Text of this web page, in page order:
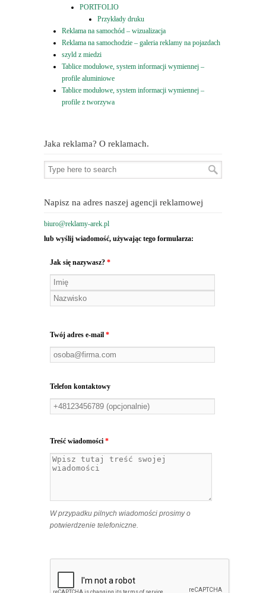
PORTFOLIO
Przykłady druku
Reklama na samochód – wizualizacja
Reklama na samochodzie – galeria reklamy na pojazdach
szyld z miedzi
Tablice modułowe, system informacji wymiennej –
profile aluminiowe
Tablice modułowe, system informacji wymiennej –
profile z tworzywa
Jaka reklama? O reklamach.
Napisz na adres naszej agencji reklamowej
biuro@reklamy-arek.pl
lub wyślij wiadomość, używając tego formularza:
Jak się nazywasz? *
Twój adres e-mail *
Telefon kontaktowy
Treść wiadomości *
W przypadku pilnych wiadomości prosimy o
potwierdzenie telefoniczne.